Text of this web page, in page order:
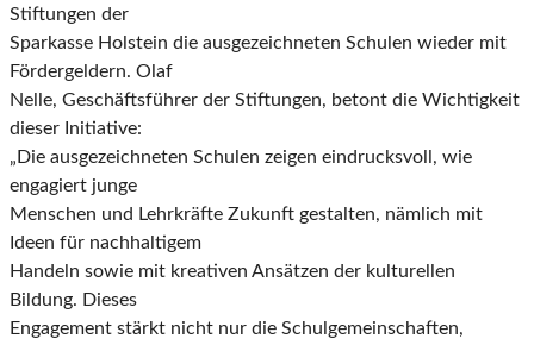
Stiftungen der
Sparkasse Holstein die ausgezeichneten Schulen wieder mit
Fördergeldern. Olaf
Nelle, Geschäftsführer der Stiftungen, betont die Wichtigkeit
dieser Initiative:
„Die ausgezeichneten Schulen zeigen eindrucksvoll, wie
engagiert junge
Menschen und Lehrkräfte Zukunft gestalten, nämlich mit
Ideen für nachhaltigem
Handeln sowie mit kreativen Ansätzen der kulturellen
Bildung. Dieses
Engagement stärkt nicht nur die Schulgemeinschaften,